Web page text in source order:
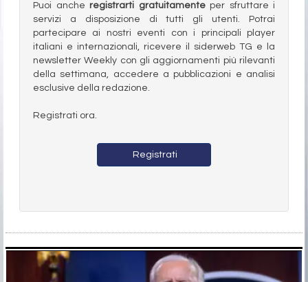
Puoi anche registrarti gratuitamenteper sfruttare i
servizi a disposizione di tutti gli utenti. Potrai
partecipare ai nostri eventi con i principali player
italiani e internazionali, ricevere il siderweb TG e la
newsletter Weekly con gli aggiornamenti più rilevanti
della settimana, accedere a pubblicazioni e analisi
esclusive della redazione.
Registrati ora.
Registrati